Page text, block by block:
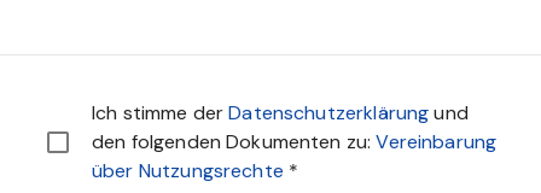
Ich stimme derDatenschutzerklärungund
den folgenden Dokumenten zu:Vereinbarung
über Nutzungsrechte *